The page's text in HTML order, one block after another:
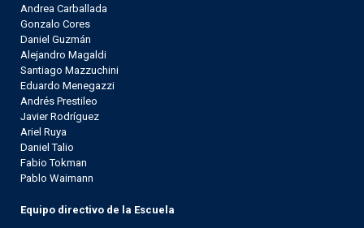
Andrea Carballada
Gonzalo Cores
Daniel Guzmán
Alejandro Magaldi
Santiago Mazzuchini
Eduardo Menegazzi
Andrés Prestileo
Javier Rodríguez
Ariel Ruya
Daniel Talio
Fabio Tokman
Pablo Waimann
Equipo directivo de la Escuela